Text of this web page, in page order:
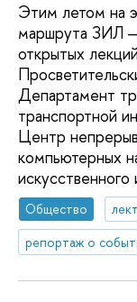
Этим летом на
маршрута ЗИЛ
открытых
Департамент
транспортной
Центр
компьютерных
Общество
репортаж о